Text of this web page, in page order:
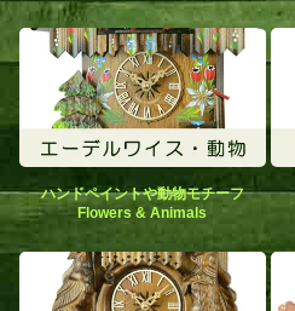
ハンドペイントや動物モチーフ
Flowers & Animals